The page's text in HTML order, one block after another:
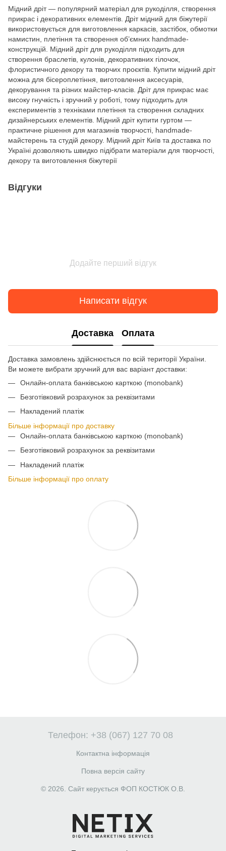
Мідний дріт — популярний матеріал для рукоділля, створення
прикрас і декоративних елементів. Дріт мідний для біжутерії
використовується для виготовлення каркасів, застібок, обмотки
намистин, плетіння та створення об’ємних handmade-
конструкцій. Мідний дріт для рукоділля підходить для
створення браслетів, кулонів, декоративних гілочок,
флористичного декору та творчих проєктів. Купити мідний дріт
можна для бісероплетіння, виготовлення аксесуарів,
декорування та різних майстер-класів. Дріт для прикрас має
високу гнучкість і зручний у роботі, тому підходить для
експериментів з техніками плетіння та створення складних
дизайнерських елементів. Мідний дріт купити гуртом —
практичне рішення для магазинів творчості, handmade-
майстерень та студій декору. Мідний дріт Київ та доставка по
Україні дозволяють швидко підібрати матеріали для творчості,
декору та виготовлення біжутерії
Відгуки
Додайте перший відгук
Написати відгук
Доставка Оплата
Доставка замовлень здійснюється по всій території України.
Ви можете вибрати зручний для вас варіант доставки:
Онлайн-оплата банківською карткою (monobank)
Безготівковий розрахунок за реквізитами
Накладений платіж
Більше інформації про доставку
Онлайн-оплата банківською карткою (monobank)
Безготівковий розрахунок за реквізитами
Накладений платіж
Більше інформації про оплату
Телефон: +38 (067) 127 70 08
Контактна інформація
Повна версія сайту
© 2026. Сайт керується ФОП КОСТЮК О.В.